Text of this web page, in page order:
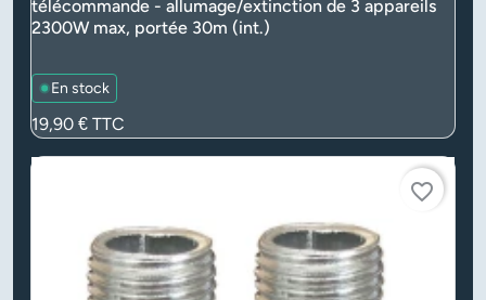
télécommande - allumage/extinction de 3 appareils
2300W max, portée 30m (int.)
En stock
Prix
19,90 € TTC
favorite_border